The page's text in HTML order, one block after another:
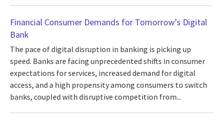
Financial Consumer Demands for Tomorrow’s Digital
Bank
The pace of digital disruption in banking is picking up
speed. Banks are facing unprecedented shifts in consumer
expectations for services, increased demand for digital
access, and a high propensity among consumers to switch
banks, coupled with disruptive competition from...